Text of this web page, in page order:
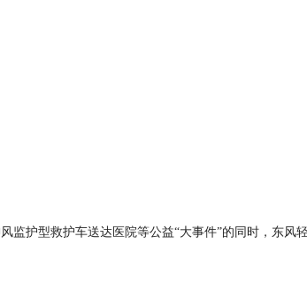
监护型救护车送达医院等公益“大事件”的同时，东风